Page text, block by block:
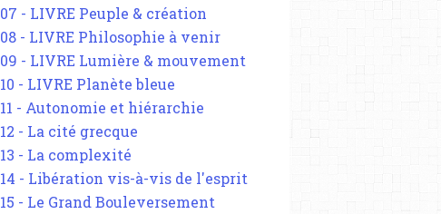
07 - LIVRE Peuple & création
08 - LIVRE Philosophie à venir
09 - LIVRE Lumière & mouvement
10 - LIVRE Planète bleue
11 - Autonomie et hiérarchie
12 - La cité grecque
13 - La complexité
14 - Libération vis-à-vis de l'esprit
15 - Le Grand Bouleversement